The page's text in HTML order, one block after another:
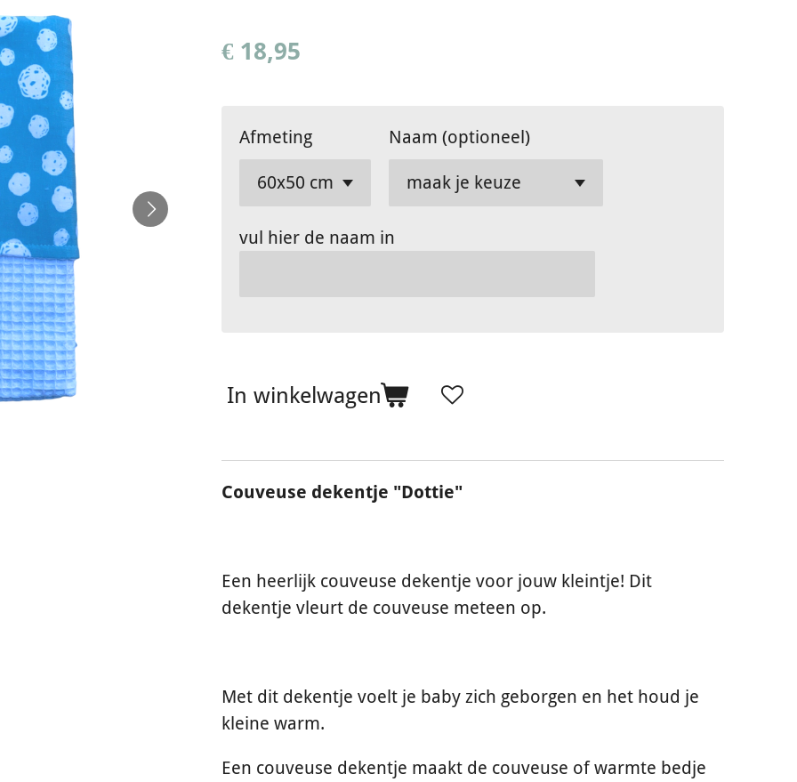
€ 18,95
Afmeting Naam (optioneel)
vul hier de naam in
In winkelwagen
Couveuse dekentje "Dottie"
Een heerlijk couveuse dekentje voor jouw kleintje! Dit
dekentje vleurt de couveuse meteen op.
Met dit dekentje voelt je baby zich geborgen en het houd je
kleine warm.
Een couveuse dekentje maakt de couveuse of warmte bedje